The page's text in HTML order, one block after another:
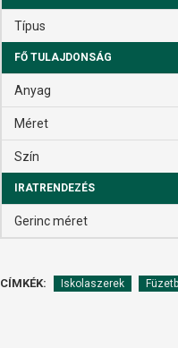
Típus
FŐ TULAJDONSÁG
Anyag
Méret
Szín
IRATRENDEZÉS
Gerinc méret
CÍMKÉK: Iskolaszerek